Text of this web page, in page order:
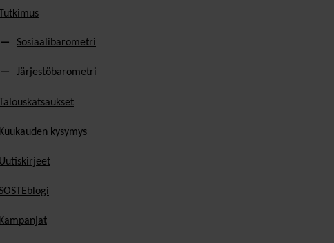
Tutkimus
Sosiaalibarometri
Järjestöbarometri
Talouskatsaukset
Kuukauden kysymys
Uutiskirjeet
SOSTEblogi
Kampanjat